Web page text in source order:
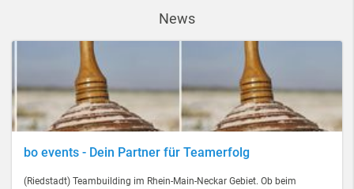
News
bo events - Dein Partner für Teamerfolg
(Riedstadt) Teambuilding im Rhein-Main-Neckar Gebiet. Ob beim